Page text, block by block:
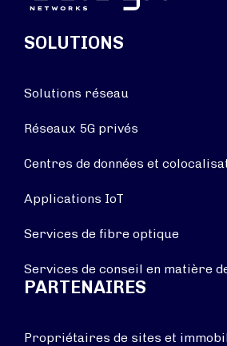
SOLUTIONS
Solutions réseau
Réseaux 5G privés
Centres de données et
Applications IoT
Services de fibre optique
Services de conseil en matière
PARTENAIRES
Propriétaires de sites et